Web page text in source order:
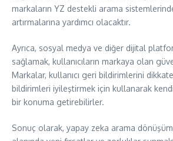
markaların YZ destekli arama
artırmalarına yardımcı olacaktır.
Ayrıca, sosyal medya ve diğer dijital
sağlamak, kullanıcıların markaya olan
Markalar, kullanıcı geri bildirimlerini
bildirimleri iyileştirmek için kullanarak
bir konuma getirebilirler.
Sonuç olarak, yapay zeka arama